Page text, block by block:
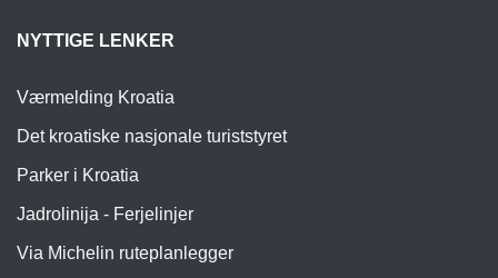
NYTTIGE LENKER
Værmelding Kroatia
Det kroatiske nasjonale turiststyret
Parker i Kroatia
Jadrolinija - Ferjelinjer
Via Michelin ruteplanlegger